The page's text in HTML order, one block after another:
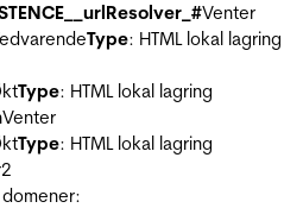
Venter
Type: HTML lokal lagring
Type: HTML lokal lagring
Venter
Type: HTML lokal lagring
2